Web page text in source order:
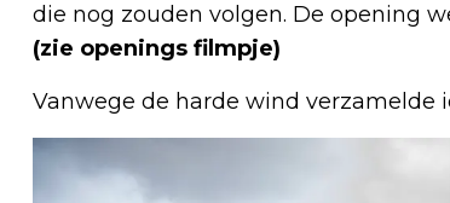
die nog zouden volgen. De opening
(zie openings filmpje)
Vanwege de harde wind verzamelde